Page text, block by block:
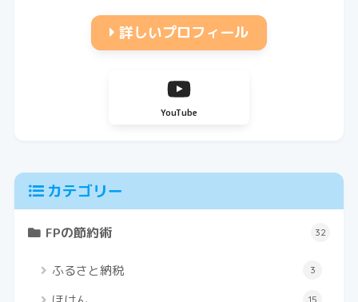
詳しいプロフィール
YouTube
カテゴリー
FPの節約術 32
ふるさと納税 3
15